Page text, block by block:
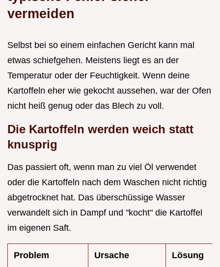
vermeiden
Selbst bei so einem einfachen Gericht kann mal
etwas schiefgehen. Meistens liegt es an der
Temperatur oder der Feuchtigkeit. Wenn deine
Kartoffeln eher wie gekocht aussehen, war der Ofen
nicht heiß genug oder das Blech zu voll.
Die Kartoffeln werden weich statt
knusprig
Das passiert oft, wenn man zu viel Öl verwendet
oder die Kartoffeln nach dem Waschen nicht richtig
abgetrocknet hat. Das überschüssige Wasser
verwandelt sich in Dampf und "kocht" die Kartoffel
im eigenen Saft.
Problem Ursache Lösung